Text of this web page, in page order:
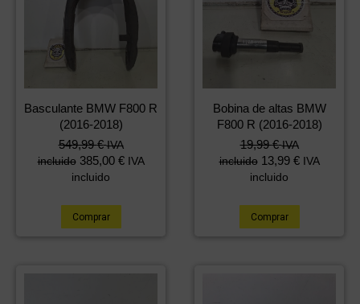
Basculante BMW F800 R
(2016-2018)
549,99€ IVA
incluido 385,00 € IVA
incluido
Comprar
Bobina de altas BMW
F800 R (2016-2018)
19,99€ IVA
incluido 13,99 € IVA
incluido
Comprar